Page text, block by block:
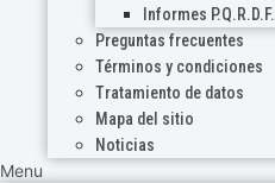
Informes P.Q.R.D.F.
Preguntas frecuentes
Términos y condiciones
Tratamiento de datos
Mapa del sitio
Noticias
Menu